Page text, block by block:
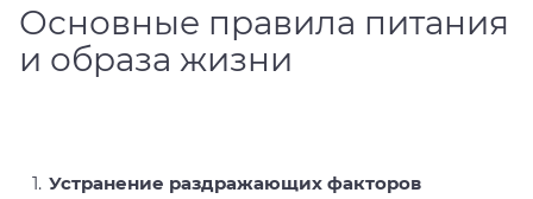
Основные правила питания
и образа жизни
Устранение раздражающих факторов